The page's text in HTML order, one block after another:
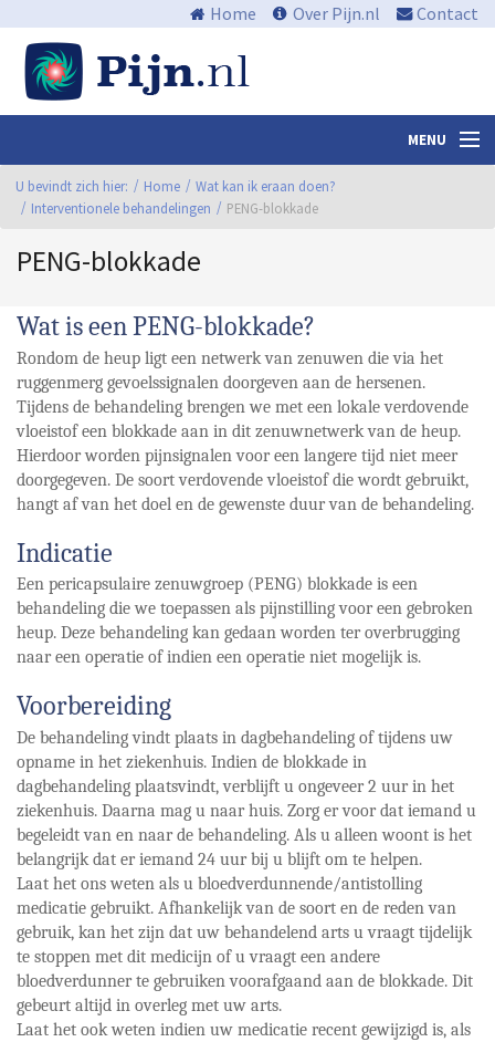
Home Over Pijn.nl Contact
MENU
Nieuws en media
Waar zit de pijn?
Wat kan ik eraan doen?
Centra
Links
Bibliotheek
U bevindt zich hier: Home
Wat kan ik eraan doen?
Interventionele behandelingen
PENG-blokkade
PENG-blokkade
Wat is een PENG-blokkade?
Rondom de heup ligt een netwerk van zenuwen die via het
ruggenmerg gevoelssignalen doorgeven aan de hersenen.
Tijdens de behandeling brengen we met een lokale verdovende
vloeistof een blokkade aan in dit zenuwnetwerk van de heup.
Hierdoor worden pijnsignalen voor een langere tijd niet meer
doorgegeven. De soort verdovende vloeistof die wordt gebruikt,
hangt af van het doel en de gewenste duur van de behandeling.
Indicatie
Een pericapsulaire zenuwgroep (PENG) blokkade is een
behandeling die we toepassen als pijnstilling voor een gebroken
heup. Deze behandeling kan gedaan worden ter overbrugging
naar een operatie of indien een operatie niet mogelijk is.
Voorbereiding
De behandeling vindt plaats in dagbehandeling of tijdens uw
opname in het ziekenhuis. Indien de blokkade in
dagbehandeling plaatsvindt, verblijft u ongeveer 2 uur in het
ziekenhuis. Daarna mag u naar huis. Zorg er voor dat iemand u
begeleidt van en naar de behandeling. Als u alleen woont is het
belangrijk dat er iemand 24 uur bij u blijft om te helpen.
Laat het ons weten als u bloedverdunnende/antistolling
medicatie gebruikt. Afhankelijk van de soort en de reden van
gebruik, kan het zijn dat uw behandelend arts u vraagt tijdelijk
te stoppen met dit medicijn of u vraagt een andere
bloedverdunner te gebruiken voorafgaand aan de blokkade. Dit
gebeurt altijd in overleg met uw arts.
Laat het ook weten indien uw medicatie recent gewijzigd is, als